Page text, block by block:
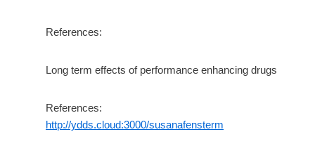
References:
Long term effects of performance enhancing drugs
References:
http://ydds.cloud:3000/susanafensterm